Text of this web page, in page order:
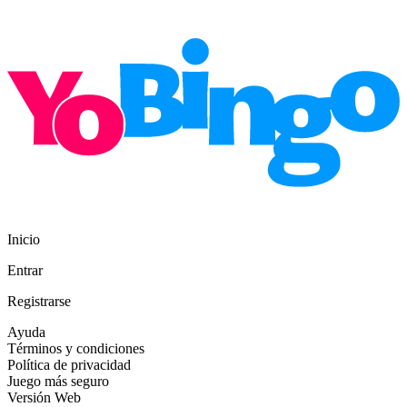
Inicio
Entrar
Registrarse
Ayuda
Términos y condiciones
Política de privacidad
Juego más seguro
Versión Web